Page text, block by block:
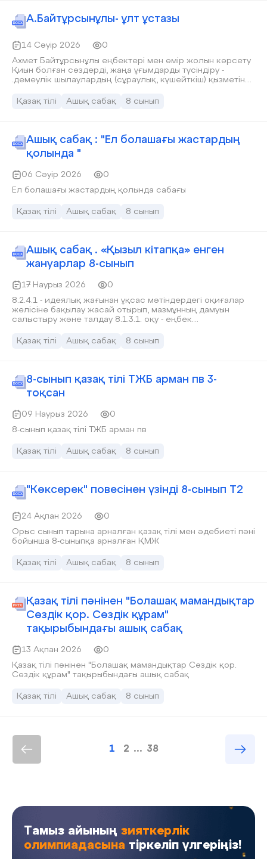
А.Байтұрсынұлы- ұлт ұстазы
14 Сәуір 2026
0
Ахмет Байтұрсынұлы еңбектері мен өмір жолын көрсету
Қиын болған сөздерді, жаңа ұғымдарды түсіндіру -
.демеулік шылаулардың (сұраулық, күшейткіш) қызметін
Қазақ тілі
Ашық сабақ 8 сынып
Ашық сабақ : "Ел болашағы жастардың
қолында "
06 Сәуір 2026
0
Ел болашағы жастардың қолында сабағы
Қазақ тілі Ашық сабақ 8 сынып
Ашық сабақ . «Қызыл кітапқа» енген
жануарлар 8-сынып
17 Наурыз 2026
0
8.2.4.1 - идеялық жағынан ұқсас мәтіндердегі оқиғалар
желісіне бақылау жасай отырып, мазмұнның дамуын
салыстыру және талдау 8.1.3.1. оқу - еңбек
тіркестердің мағынасын түсіну
Қазақ тілі Ашық сабақ 8 сынып
8-сынып қазақ тілі ТЖБ арман пв 3-
тоқсан
09 Наурыз 2026
0
8-сынып қазақ тілі ТЖБ арман пв
Қазақ тілі Ашық сабақ 8 сынып
"Көксерек" повесінен үзінді 8-сынып Т2
24 Ақпан 2026
0
Орыс сынып тарына арналған қазақ тілі мен әдебиеті пәні
бойынша 8-сыныпқа арналған ҚМЖ
Қазақ тілі Ашық сабақ 8 сынып
Қазақ тілі пәнінен "Болашақ мамандықтар
Сөздік қор. Сөздік құрам"
тақырыбындағы ашық сабақ
13 Ақпан 2026
0
Қазақ тілі пәнінен "Болашақ мамандықтар Сөздік қор.
Сөздік құрам" тақырыбындағы ашық сабақ
Қазақ тілі Ашық сабақ 8 сынып
1 2 ... 38
Тамыз айының зияткерлік
олимпиадасына тіркеліп үлгеріңіз!